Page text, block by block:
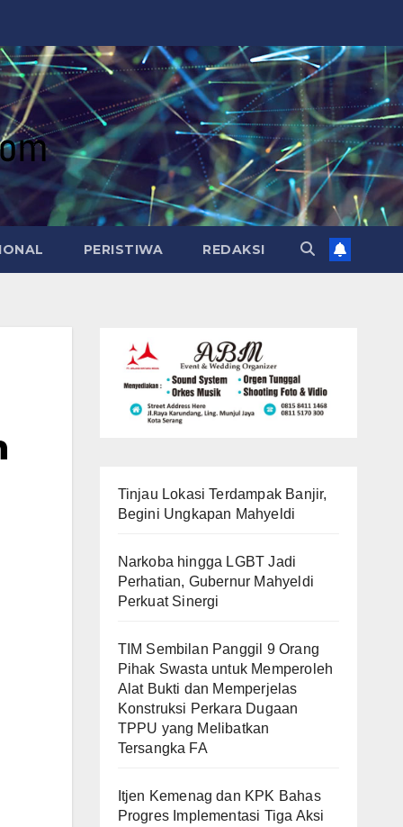
PERISTIWA REDAKSI
Tinjau Lokasi Terdampak Banjir,
Begini Ungkapan Mahyeldi
Narkoba hingga LGBT Jadi
Perhatian, Gubernur Mahyeldi
Perkuat Sinergi
TIM Sembilan Panggil 9 Orang
Pihak Swasta untuk Memperoleh
Alat Bukti dan Memperjelas
Konstruksi Perkara Dugaan
TPPU yang Melibatkan
Tersangka FA
Itjen Kemenag dan KPK Bahas
Progres Implementasi Tiga Aksi